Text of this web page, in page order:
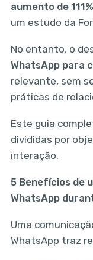
aumento de 111%
um estudo da
No entanto, o
WhatsApp para
relevante, sem
práticas de
Este guia
divididas por
interação.
5 Benefícios de
WhatsApp
Uma
WhatsApp traz